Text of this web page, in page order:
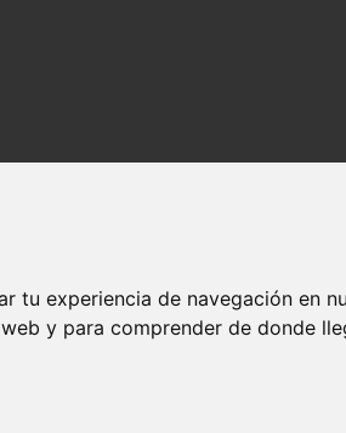
tu experiencia de navegación en
y para comprender de donde